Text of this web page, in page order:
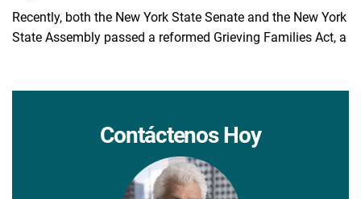
Recently, both the New York State Senate and the New York
State Assembly passed a reformed Grieving Families Act, a
Contáctenos Hoy